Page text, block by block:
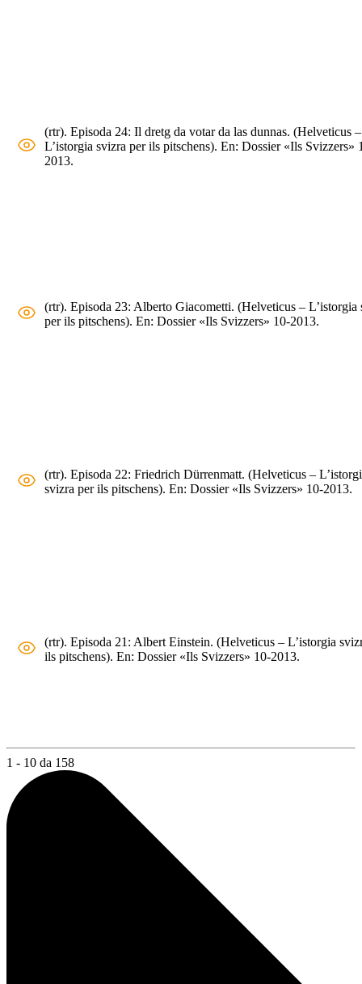
(rtr). Episoda 24: Il dretg da votar da las dunnas. (Helveticus –
L’istorgia svizra per ils pitschens). En: Dossier «Ils Svizzers»
2013.
(rtr). Episoda 23: Alberto Giacometti. (Helveticus – L’istorgia
per ils pitschens). En: Dossier «Ils Svizzers» 10-2013.
(rtr). Episoda 22: Friedrich Dürrenmatt. (Helveticus –
svizra per ils pitschens). En: Dossier «Ils Svizzers» 10-2013.
(rtr). Episoda 21: Albert Einstein. (Helveticus – L’istorgia
ils pitschens). En: Dossier «Ils Svizzers» 10-2013.
1 - 10 da 158